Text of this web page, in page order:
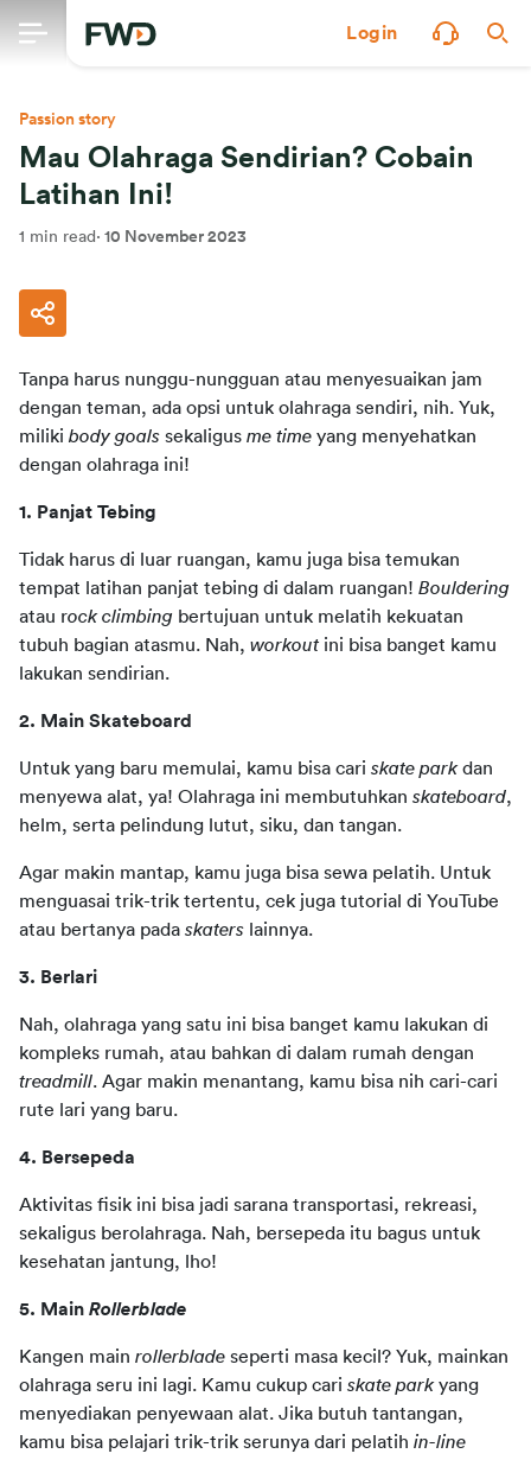
Login
Passion story
Mau Olahraga Sendirian? Cobain
Latihan Ini!
1 min read · 10 November 2023
Tanpa harus nunggu-nungguan atau menyesuaikan jam
dengan teman, ada opsi untuk olahraga sendiri, nih. Yuk,
miliki body goals sekaligus me time yang menyehatkan
dengan olahraga ini!
1. Panjat Tebing
Tidak harus di luar ruangan, kamu juga bisa temukan
tempat latihan panjat tebing di dalam ruangan! Bouldering
atau rock climbing bertujuan untuk melatih kekuatan
tubuh bagian atasmu. Nah, workout ini bisa banget kamu
lakukan sendirian.
2. Main Skateboard
Untuk yang baru memulai, kamu bisa cari skate park dan
menyewa alat, ya! Olahraga ini membutuhkan skateboard,
helm, serta pelindung lutut, siku, dan tangan.
Agar makin mantap, kamu juga bisa sewa pelatih. Untuk
menguasai trik-trik tertentu, cek juga tutorial di YouTube
atau bertanya pada skaters lainnya.
3. Berlari
Nah, olahraga yang satu ini bisa banget kamu lakukan di
treadmill. Agar makin menantang, kamu bisa nih cari-cari
rute lari yang baru.
4. Bersepeda
Aktivitas fisik ini bisa jadi sarana transportasi, rekreasi,
sekaligus berolahraga. Nah, bersepeda itu bagus untuk
kesehatan jantung, lho!
5. Main Rollerblade
Kangen main rollerblade seperti masa kecil? Yuk, mainkan
olahraga seru ini lagi. Kamu cukup cari skate park yang
menyediakan penyewaan alat. Jika butuh tantangan,
kamu bisa pelajari trik-trik serunya dari pelatih in-line